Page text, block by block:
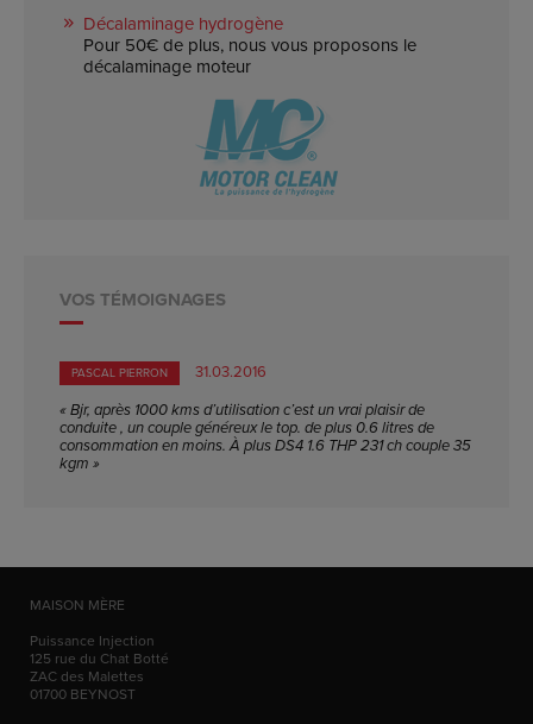
Décalaminage hydrogène
Pour 50€ de plus, nous vous proposons le
décalaminage moteur
VOS TÉMOIGNAGES
PASCAL PIERRON
31.03.2016
« Bjr, après 1000 kms d’utilisation c’est un vrai plaisir de
conduite , un couple généreux le top. de plus 0.6 litres de
consommation en moins. À plus DS4 1.6 THP 231 ch couple 35
kgm »
MAISON MÈRE
Puissance Injection
125 rue du Chat Botté
ZAC des Malettes
01700 BEYNOST